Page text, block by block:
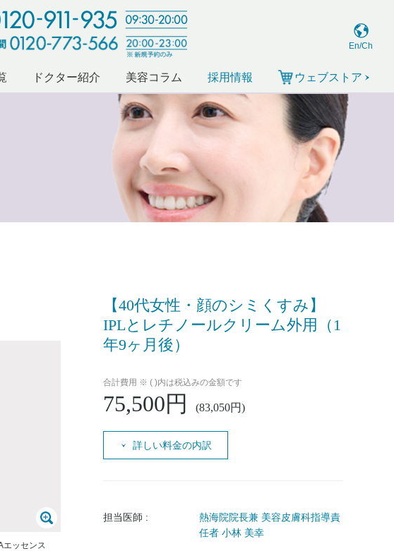
En/Ch
ドクター紹介 美容コラム 採用情報 ウェブストア
エッセンス
【40代女性・顔のシミくすみ】
IPLとレチノールクリーム外用（1
年9ヶ月後）
合計費用 ※ ( )内は税込みの金額です
75,500円 (83,050円)
詳しい料金の内訳
担当医師 :
熱海院院長兼 美容皮膚科指導責
任者 小林 美幸